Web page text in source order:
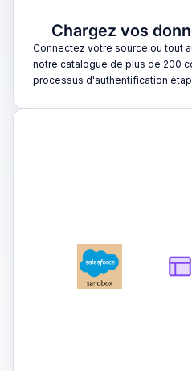
Chargez vos
Connectez votre source ou tout
notre catalogue de plus de 200
processus d'authentification